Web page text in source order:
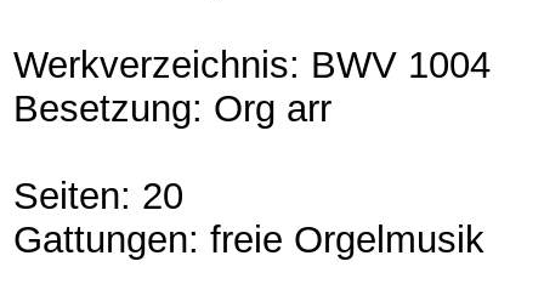
Werkverzeichnis: BWV 1004
Besetzung: Org arr
Seiten: 20
Gattungen: freie Orgelmusik